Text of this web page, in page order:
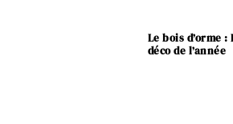
Le bois d’orme :
déco de l’année